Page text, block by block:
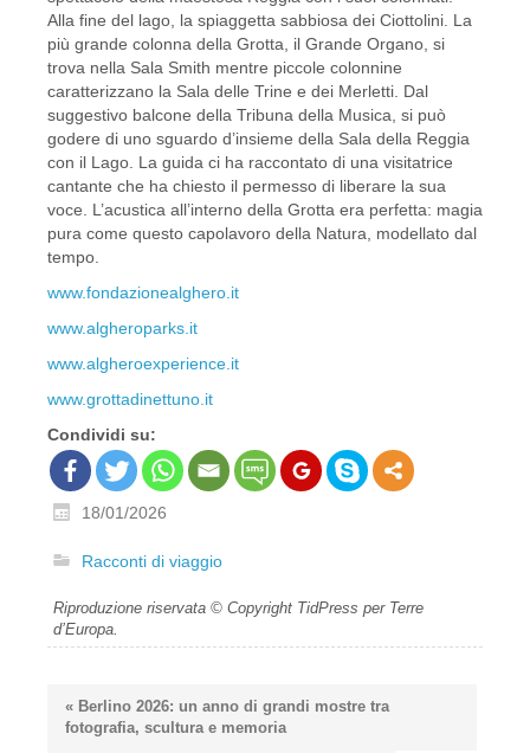
Alla fine del lago, la spiaggetta sabbiosa dei Ciottolini. La
più grande colonna della Grotta, il Grande Organo, si
trova nella Sala Smith mentre piccole colonnine
caratterizzano la Sala delle Trine e dei Merletti. Dal
suggestivo balcone della Tribuna della Musica, si può
godere di uno sguardo d’insieme della Sala della Reggia
con il Lago. La guida ci ha raccontato di una visitatrice
cantante che ha chiesto il permesso di liberare la sua
voce. L’acustica all’interno della Grotta era perfetta: magia
pura come questo capolavoro della Natura, modellato dal
tempo.
www.fondazionealghero.it
www.algheroparks.it
www.algheroexperience.it
www.grottadinettuno.it
Condividi su:
18/01/2026
Racconti di viaggio
Riproduzione riservata © Copyright TidPress per Terre
d’Europa.
« Berlino 2026: un anno di grandi mostre tra
fotografia, scultura e memoria